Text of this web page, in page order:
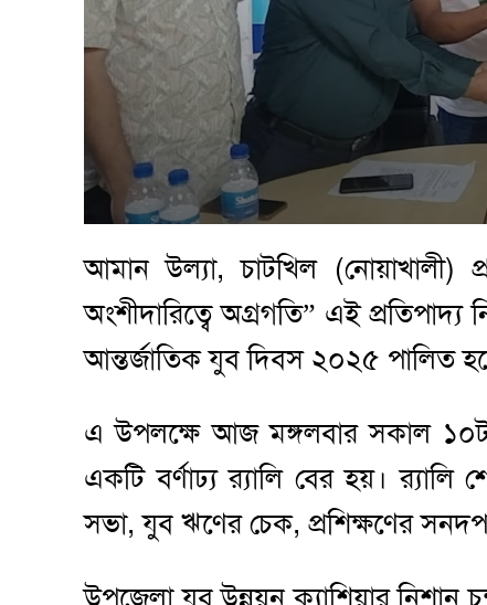
আমান উল্যা, চাটখিল (নোয়াখালী)
অংশীদারিত্বে অগ্রগতি” এই
আন্তর্জাতিক যুব দিবস ২০২৫ পালিত
এ উপলক্ষে আজ মঙ্গলবার সকাল
একটি বর্ণাঢ্য র‍্যালি বের হয়।
সভা, যুব ঋণের চেক, প্রশিক্ষণের